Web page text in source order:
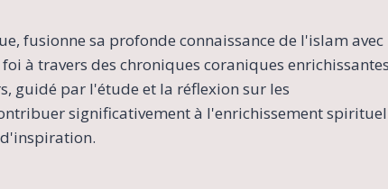
fusionne sa profonde connaissance de l'islam avec
à travers des chroniques coraniques
guidé par l'étude et la réflexion sur les
significativement à l'enrichissement spirituel